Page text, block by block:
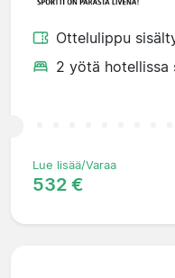
Ottelulippu
2 yötä hotellissa
Lue lisää/Varaa
532 €